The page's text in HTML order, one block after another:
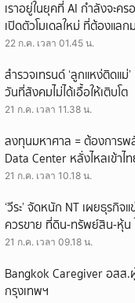
เราอยู่ในยุคที่ AI กำลังจะคร
เปิดตัวโมเดลใหม่ ที่ต้องแล
ล้านล้านลิตร
22 ก.ค. เวลา 01.45 น.
สำรวจเทรนด์ ‘ลูกแหง่ติดแม่
วันที่สังคมไม่ได้เอื้อให้เติบโต
21 ก.ค. เวลา 11.38 น.
ลงทุนมหาศาล = ต้องการพ
Data Center หลั่งไหลเข้า
เฉพาะกำกับดูแล
21 ก.ค. เวลา 10.18 น.
‘วีระ’ จัดหนัก NT เผยธุรกิจ
ควรขาย ที่ดิน-ทรัพย์สิน-หุ้น
21 ก.ค. เวลา 09.18 น.
Bangkok Caregiver อสส
กรุงเทพฯ